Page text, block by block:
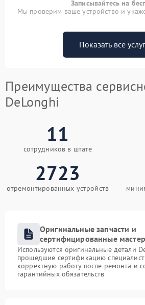
Записывайтесь на
Мы проверим ваше устройство и
Показать все
Преимущества
DeLonghi
11
сотрудников в штате
2723
отремонтированных устройств
Оригинальные запчасти и
сертифицированные
Используются оригинальные детали
прошедшие сертификацию
корректную работу после ремонта и
гарантийных обязательств